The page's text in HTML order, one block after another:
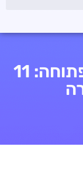
חיבור מרחוק הוא דלת פתוחה: 11